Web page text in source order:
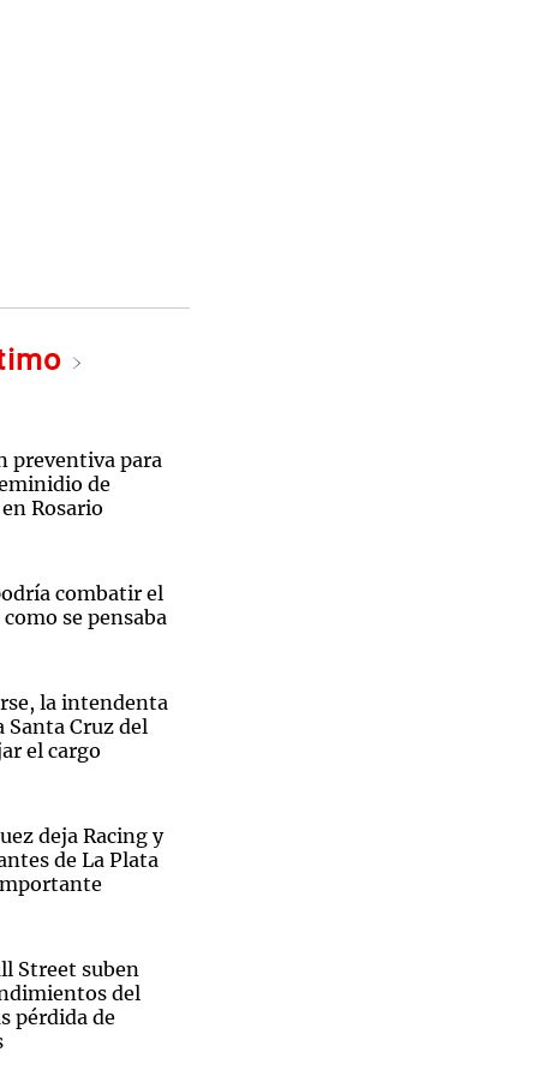
preventiva para
de
Rosario
combatir el
se pensaba
la intendenta
Cruz del
el cargo
deja Racing y
de La Plata
Street suben
del
pérdida de